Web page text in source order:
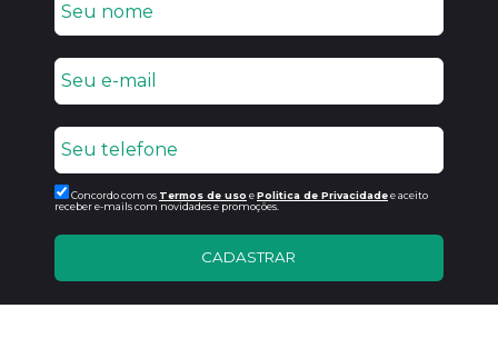
Concordo com os Termos de uso ePolitica de Privacidadee aceito
receber e-mails com novidades e promoções.
CADASTRAR